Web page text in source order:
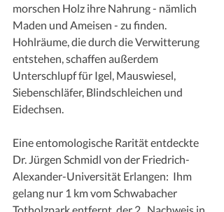
morschen Holz ihre Nahrung - nämlich
Maden und Ameisen - zu finden.
Hohlräume, die durch die Verwitterung
entstehen, schaffen außerdem
Unterschlupf für Igel, Mauswiesel,
Siebenschläfer, Blindschleichen und
Eidechsen.
Eine entomologische Rarität entdeckte
Dr. Jürgen Schmidl von der Friedrich-
Alexander-Universität Erlangen:  Ihm
gelang nur 1 km vom Schwabacher